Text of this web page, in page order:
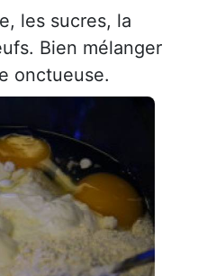
les sucres, la
Bien mélanger
onctueuse.